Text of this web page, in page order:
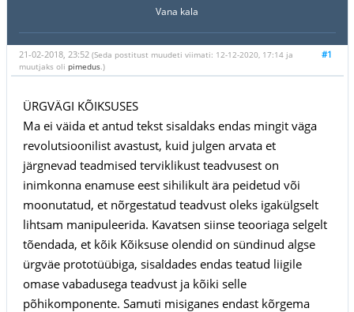
Vana kala
#1
21-02-2018, 23:52 (Seda postitust muudeti viimati: 12-12-2020, 17:14 ja
muutjaks oli pimedus.)
ÜRGVÄGI KÕIKSUSES
Ma ei väida et antud tekst sisaldaks endas mingit väga
revolutsioonilist avastust, kuid julgen arvata et
järgnevad teadmised terviklikust teadvusest on
inimkonna enamuse eest sihilikult ära peidetud või
moonutatud, et nõrgestatud teadvust oleks igakülgselt
lihtsam manipuleerida. Kavatsen siinse teooriaga selgelt
tõendada, et kõik Kõiksuse olendid on sündinud algse
ürgväe prototüübiga, sisaldades endas teatud liigile
omase vabadusega teadvust ja kõiki selle
põhikomponente. Samuti misiganes endast kõrgema